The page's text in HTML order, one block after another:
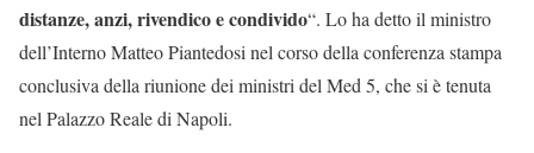
distanze, anzi, rivendico e condivido“. Lo ha detto il ministro
dell’Interno Matteo Piantedosi nel corso della conferenza stampa
conclusiva della riunione dei ministri del Med 5, che si è tenuta
nel Palazzo Reale di Napoli.